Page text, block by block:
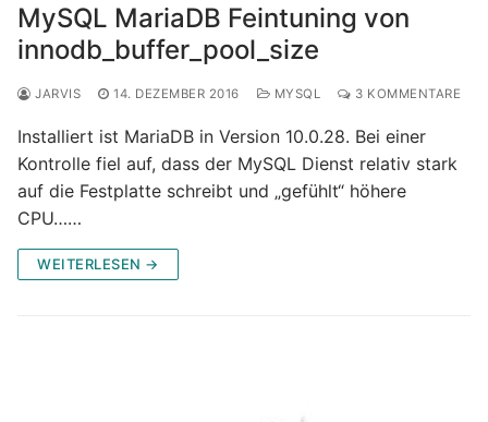
MySQL MariaDB Feintuning von
innodb_buffer_pool_size
JARVIS 14. DEZEMBER 2016 MYSQL 3 KOMMENTARE
Installiert ist MariaDB in Version 10.0.28. Bei einer
Kontrolle fiel auf, dass der MySQL Dienst relativ stark
auf die Festplatte schreibt und „gefühlt“ höhere
CPU……
WEITERLESEN →